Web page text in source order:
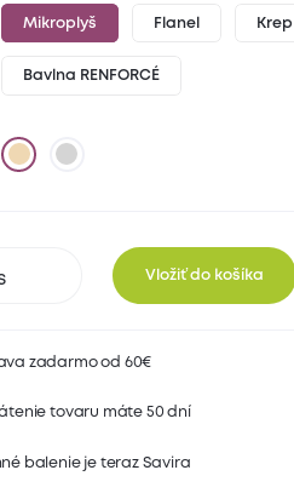
Mikroplyš Flanel Krep
Bavlna RENFORCÉ
Vložiť do košíka
zadarmo od 60€
tovaru máte 50 dní
balenie je teraz Savira